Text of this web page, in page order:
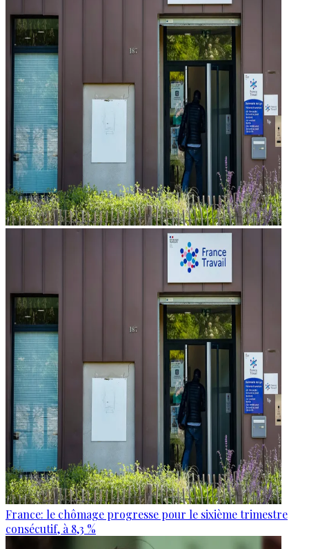
France: le chômage progresse pour le sixième trimestre
consécutif, à 8,3 %